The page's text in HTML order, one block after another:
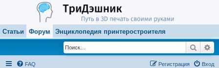
Статьи Форум Энциклопедия принтеростроителя
Поиск
FAQ Вход
Регистрация